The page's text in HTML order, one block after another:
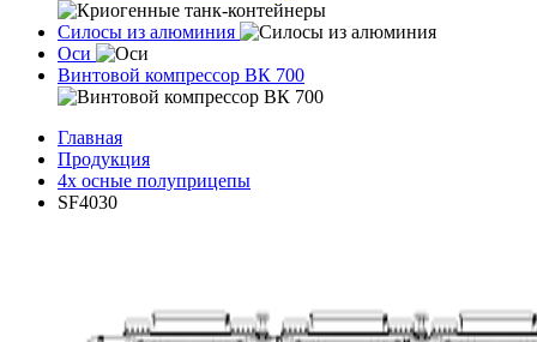
Силосы из алюминия
Оси
Винтовой компрессор ВК 700
Главная
Продукция
4х осные полуприцепы
SF4030